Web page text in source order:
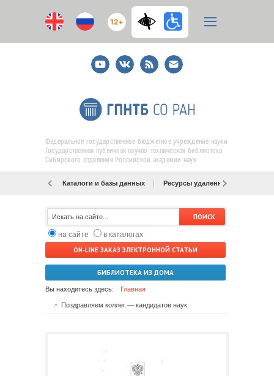
12+
YoutubeВКонтакте
RSS
E-
mail
подписка
Федеральное государственное бюджетное учреждение науки
Государственная публичная научно-техническая библиотека
Сибирского отделения Российской академии наук
Каталоги и базы данных Ресурсы удаленного доступа
на сайте
в каталогах
ON-LINE ЗАКАЗ ЭЛЕКТРОННОЙ СТАТЬИ
БИБЛИОТЕКА ИЗ ДОМА
Вы находитесь здесь: Главная
Поздравляем коллег — кандидатов наук